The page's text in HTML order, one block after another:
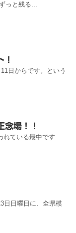
っと残る...
日からです。という
念場！！
れている最中です
日日曜日に、全県模